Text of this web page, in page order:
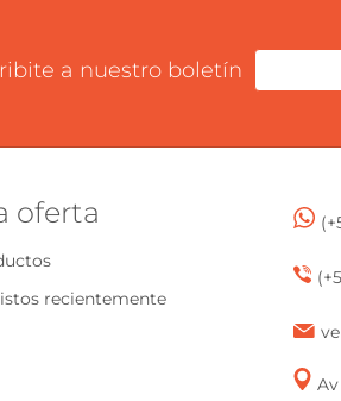
a nuestro boletín
oferta
recientemente